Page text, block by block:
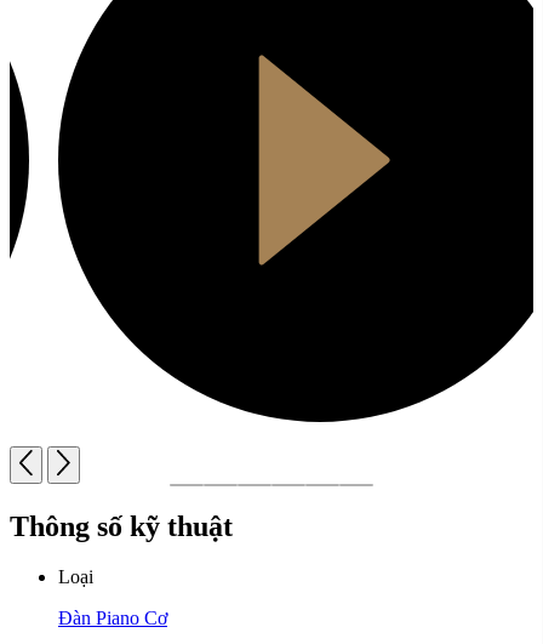
Thông số kỹ thuật
Loại
Đàn Piano Cơ